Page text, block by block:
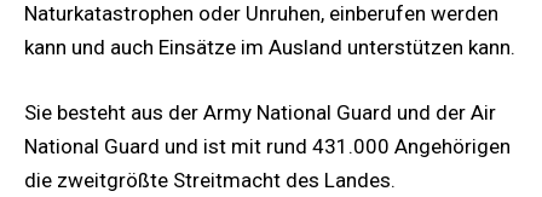
Naturkatastrophen oder Unruhen, einberufen werden
kann und auch Einsätze im Ausland unterstützen kann.
Sie besteht aus der Army National Guard und der Air
National Guard und ist mit rund 431.000 Angehörigen
die zweitgrößte Streitmacht des Landes.